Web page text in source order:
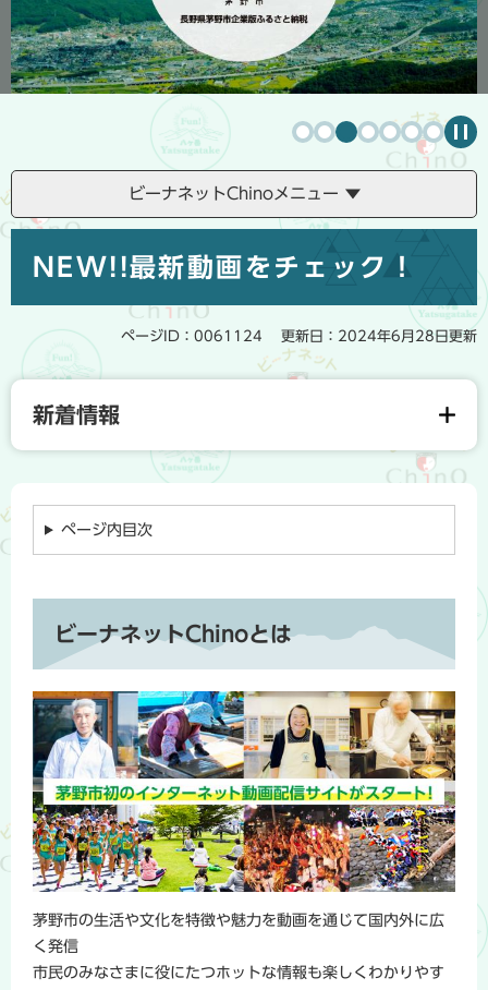
ス
ラ
イ
の
ス
ラ
イ
停
止
ビーナネットChinoメニュー
NEW!!最新動画をチェック！
ページID：0061124 更新日：2024年6月28日更新
新着情報
ページ内目次
ビーナネットChinoとは
茅野市の生活や文化を特徴や魅力を動画を通じて国内外に広
く発信
市民のみなさまに役にたつホットな情報も楽しくわかりやす